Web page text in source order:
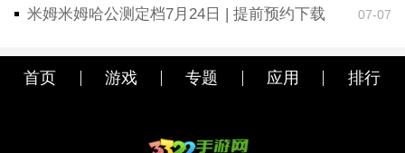
米姆米姆哈公测定档7月24日 | 提前预约下载 07-07
首页 游戏 专题 应用 排行